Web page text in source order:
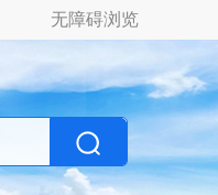
无障碍浏览